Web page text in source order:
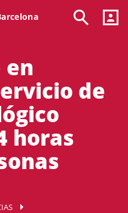
en
de
horas